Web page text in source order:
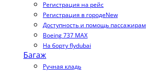
Регистрация на рейс
Регистрация в городеNew
Доступность и помощь пассажирам
Boeing 737 MAX
На борту flydubai
Багаж
Ручная кладь